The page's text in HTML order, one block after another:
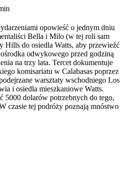
opowieść o jednym dniu
Bella i Milo (w tej roli sam
Hills do osiedla Watts, aby przewieźć
odwykowego przed godziną
na trzy lata. Tercet dokumentuje
komisariatu w Calabasas poprzez
warsztaty wschodniego Los
i osiedla mieszkaniowe Watts.
5000 dolarów potrzebnych do tego,
czasie tej podróży poznają mnóstwo